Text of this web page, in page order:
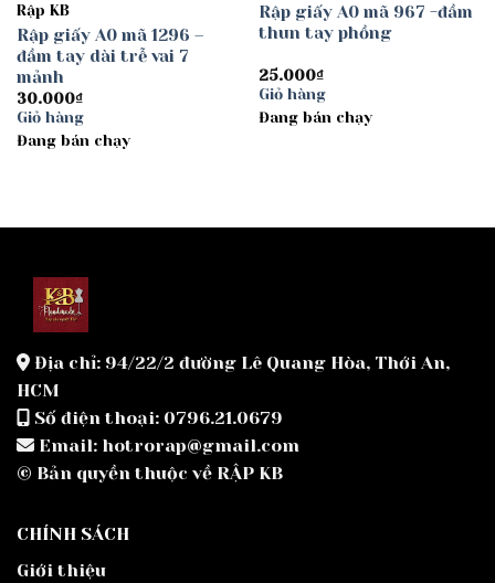
Rập KB
Rập giấy A0 mã 1296 –
đầm tay dài trễ vai 7
mảnh
30.000₫
Giỏ hàng
Đang bán chạy
Rập giấy A0 mã 967 -đầm
thun tay phồng
25.000₫
Giỏ hàng
Đang bán chạy
Địa chỉ: 94/22/2 đường Lê Quang Hòa, Thới An,
HCM
Số điện thoại: 0796.21.0679
Email: hotrorap@gmail.com
© Bản quyền thuộc về RẬP KB
CHÍNH SÁCH
Giới thiệu